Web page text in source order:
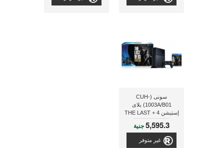
سونى (CUH-
1003A/B01) بلاى
إستيشن 4 + THE LAST
OF US- REMASTERD
5,595.3جنية
غير متوفر